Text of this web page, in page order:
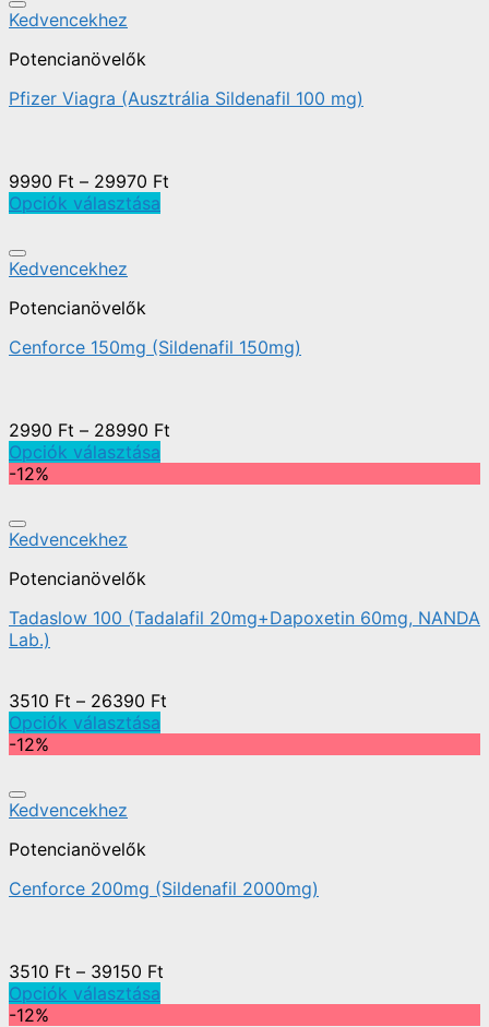
Kedvencekhez
Potencianövelők
Pfizer Viagra (Ausztrália Sildenafil 100 mg)
9990 Ft – 29970 Ft
Opciók választása
Kedvencekhez
Potencianövelők
Cenforce 150mg (Sildenafil 150mg)
2990 Ft – 28990 Ft
Opciók választása
-12%
Kedvencekhez
Potencianövelők
Tadaslow 100 (Tadalafil 20mg+Dapoxetin 60mg, NANDA
Lab.)
3510 Ft – 26390 Ft
Opciók választása
-12%
Kedvencekhez
Potencianövelők
Cenforce 200mg (Sildenafil 2000mg)
3510 Ft – 39150 Ft
Opciók választása
-12%